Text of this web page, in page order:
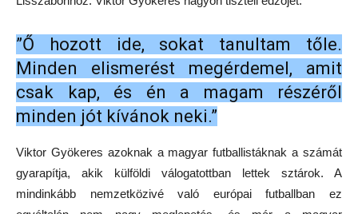
”Ő hozott ide, sokat tanultam tőle.
Minden elismerést megérdemel, amit
csak kap, és én a magam részéről
minden jót kívánok neki.”
Viktor Gyökeres azoknak a magyar futballistáknak a számát
gyarapítja, akik külföldi válogatottban lettek sztárok. A
mindinkább nemzetközivé való európai futballban ez